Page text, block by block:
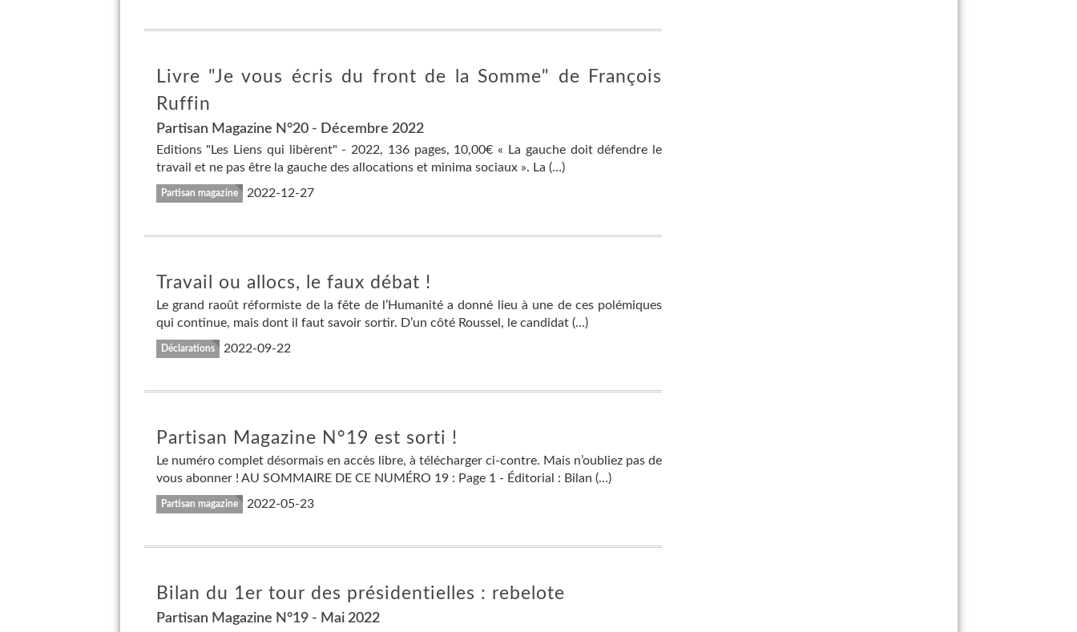
Livre "Je vous écris du front de la Somme" de François
Ruffin
Partisan Magazine N°20 - Décembre 2022
Editions "Les Liens qui libèrent" - 2022, 136 pages, 10,00€ « La gauche doit défendre le
travail et ne pas être la gauche des allocations et minima sociaux ». La (…)
Partisan magazine 2022-12-27
Travail ou allocs, le faux débat !
Le grand raoût réformiste de la fête de l’Humanité a donné lieu à une de ces polémiques
qui continue, mais dont il faut savoir sortir. D’un côté Roussel, le candidat (…)
Déclarations 2022-09-22
Partisan Magazine N°19 est sorti !
Le numéro complet désormais en accès libre, à télécharger ci-contre. Mais n’oubliez pas de
vous abonner ! AU SOMMAIRE DE CE NUMÉRO 19 : Page 1 - Éditorial : Bilan (…)
Partisan magazine 2022-05-23
Bilan du 1er tour des présidentielles : rebelote
Partisan Magazine N°19 - Mai 2022